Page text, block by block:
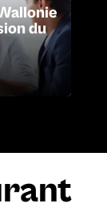
du